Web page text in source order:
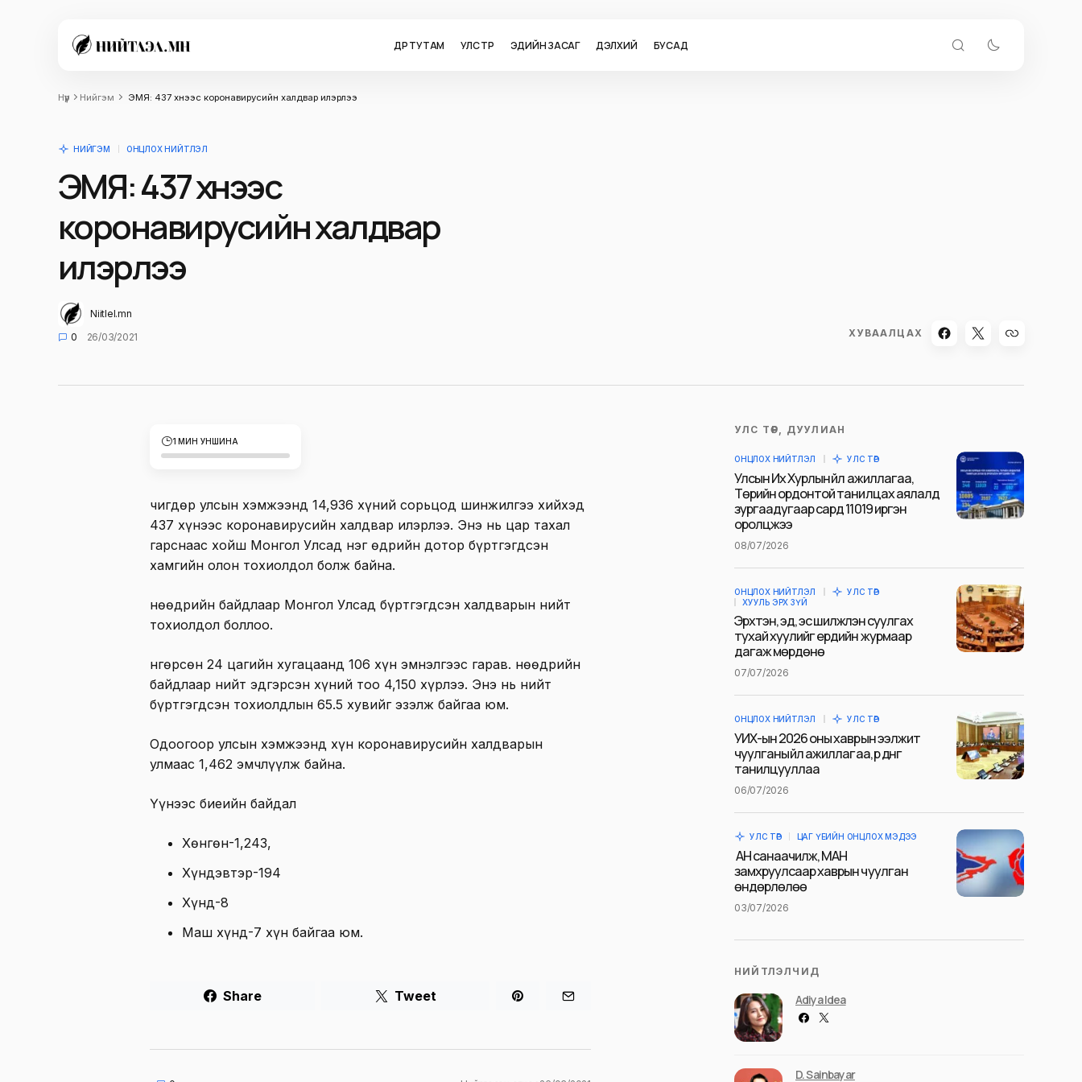
ӨДӨР ТУТАМ УЛС ТӨР ЭДИЙН ЗАСАГ ДЭЛХИЙ БУСАД
Нүүр Нийгэм ЭМЯ: 437 хүнээс коронавирусийн халдвар илэрлээ
НИЙГЭМ ОНЦЛОХ НИЙТЛЭЛ
ЭМЯ: 437 хүнээс
коронавирусийн халдвар
илэрлээ
Niitlel.mn
0
26/03/2021 ХУВААЛЦАХ
1 МИН УНШИНА
Өчигдөр улсын хэмжээнд 14,936 хүний сорьцод шинжилгээ хийхэд
437 хүнээс коронавирусийн халдвар илэрлээ. Энэ нь цар тахал
гарснаас хойш Монгол Улсад нэг өдрийн дотор бүртгэгдсэн
хамгийн олон тохиолдол болж байна.
Өнөөдрийн байдлаар Монгол Улсад бүртгэгдсэн халдварын нийт
тохиолдол боллоо.
Өнгөрсөн 24 цагийн хугацаанд 106 хүн эмнэлгээс гарав. Өнөөдрийн
байдлаар нийт эдгэрсэн хүний тоо 4,150 хүрлээ. Энэ нь нийт
бүртгэгдсэн тохиолдлын 65.5 хувийг эзэлж байгаа юм.
Одоогоор улсын хэмжээнд хүн коронавирусийн халдварын
улмаас 1,462 эмчлүүлж байна.
Үүнээс биеийн байдал
Хөнгөн-1,243,
Хүндэвтэр-194
Хүнд-8
Маш хүнд-7 хүн байгаа юм.
Share Tweet
УЛС ТӨР, ДУУЛИАН
ОНЦЛОХ НИЙТЛЭЛ УЛС ТӨР
Улсын Их Хурлын үйл ажиллагаа,
Төрийн ордонтой танилцах аялалд
зургаадугаар сард 11019 иргэн
оролцжээ
08/07/2026
ОНЦЛОХ НИЙТЛЭЛ
УЛС ТӨР
ХУУЛЬ ЭРХ ЗҮЙ
Эрхтэн, эд, эс шилжүүлэн суулгах
тухай хуулийг ердийн журмаар
дагаж мөрдөнө
07/07/2026
ОНЦЛОХ НИЙТЛЭЛ УЛС ТӨР
УИХ-ын 2026 оны хаврын ээлжит
чуулганы үйл ажиллагаа, үр дүнг
танилцууллаа
06/07/2026
УЛС ТӨР ЦАГ ҮЕИЙН ОНЦЛОХ МЭДЭЭ
АН санаачилж, МАН
замхруулсаар хаврын чуулган
өндөрлөлөө
03/07/2026
НИЙТЛЭЛЧИД
Adiya Idea
D. Sainbayar